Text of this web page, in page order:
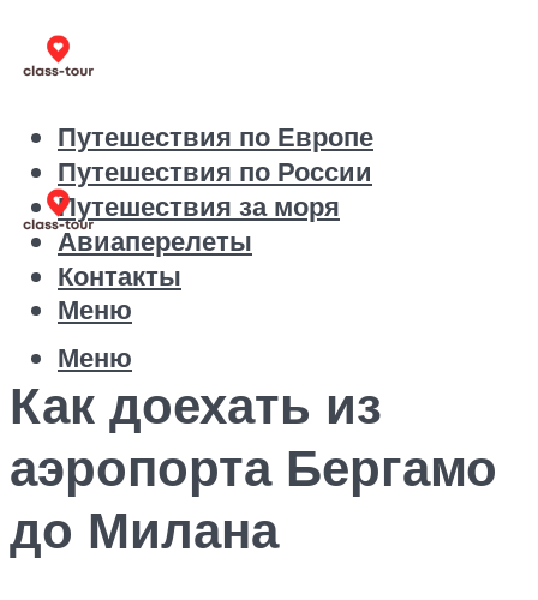
Путешествия по Европе
Путешествия по России
Путешествия за моря
Авиаперелеты
Контакты
Меню
Меню
Как доехать из
аэропорта Бергамо
до Милана